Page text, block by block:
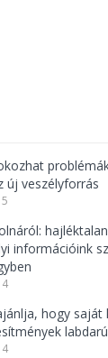
új veszélyforrás
információink
hogy saját